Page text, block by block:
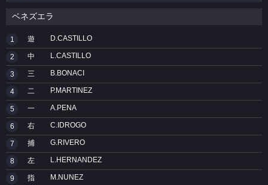
ベネズエラ
1 遊 D.CASTILLO
2 中 L.CASTILLO
3 三 B.BONACI
4 二 P.MARTINEZ
5 一 A.PENA
6 右 C.IDROGO
7 捕 G.RIVERO
8 左 L.HERNANDEZ
9 指 M.NUNEZ